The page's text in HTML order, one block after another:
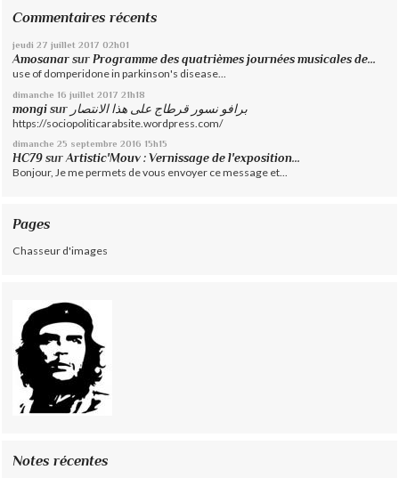
Commentaires récents
jeudi 27 juillet 2017 02h01
Amosanar surProgramme des quatrièmes journées musicales de...
use of domperidone in parkinson's disease...
dimanche 16 juillet 2017 21h18
mongi sur برافو نسور قرطاج على هذا الانتصار
https://sociopoliticarabsite.wordpress.com/
dimanche 25 septembre 2016 15h15
HC79 surArtistic'Mouv : Vernissage de l'exposition...
Bonjour, Je me permets de vous envoyer ce message et...
Pages
Chasseur d'images
Notes récentes